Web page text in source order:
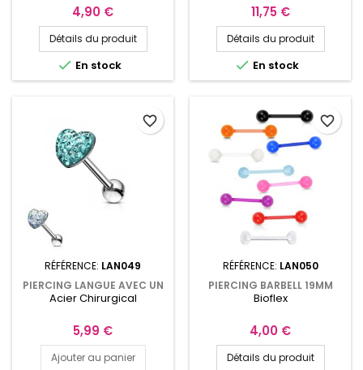
Prix
4,90 €
Détails du produit
 En stock
Prix
11,75 €
Détails du produit
 En stock
RÉFÉRENCE: LAN049
PIERCING LANGUE AVEC UN
CŒUR COUVERT DE
Acier Chirurgical
Prix
5,99 €
Ajouter au panier
favorite_border
RÉFÉRENCE: LAN050
PIERCING BARBELL 19MM
BIOFLEX ET BOULES
COLORIS
Bioflex
Prix
4,00 €
Détails du produit
favorite_border